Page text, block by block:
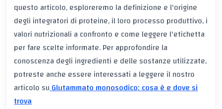
questo articolo, esploreremo la definizione e l'origine
degli integratori di proteine, il loro processo produttivo, i
valori nutrizionali a confronto e come leggere l'etichetta
per fare scelte informate. Per approfondire la
conoscenza degli ingredienti e delle sostanze utilizzate,
potreste anche essere interessati a leggere il nostro
articolo suGlutammato monosodico: cosa è e dove si
trova